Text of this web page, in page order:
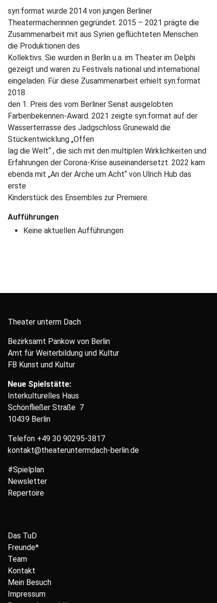
syn:format wurde 2014 von jungen Berliner
Theatermacherinnen gegründet. 2015 – 2021 prägte die
Zusammenarbeit mit aus Syrien geflüchteten Menschen
die Produktionen des
Kollektivs. Sie wurden in Berlin u.a. im Theater im Delphi
gezeigt und waren zu Festivals national und international
eingeladen. Für diese Zusammenarbeit erhielt syn:format
2018
den 1. Preis des vom Berliner Senat ausgelobten
Farbenbekennen-Award. 2021 zeigte syn:format auf der
Wasserterrasse des Jadgschloss Grunewald die
Stückentwicklung „Offen
lag die Welt“ , die sich mit den multiplen Wirklichkeiten und
Erfahrungen der Corona-Krise auseinandersetzt. 2022 kam
ebenda mit „An der Arche um Acht“ von Ulrich Hub das
erste
Kinderstück des Ensembles zur Premiere.
Aufführungen
Keine aktuellen Aufführungen
Theater unterm Dach
Bezirksamt Pankow von Berlin
Amt für Weiterbildung und Kultur
FB Kunst und Kultur
Neue Spielstätte:
Interkulturelles Haus
Schönfließer Straße 7
10439 Berlin
Telefon +49 30 90295-3817
kontakt@theateruntermdach-berlin.de
#Spielplan
Newsletter
Repertoire
Das TuD
Freunde*
Team
Kontakt
Mein Besuch
Impressum